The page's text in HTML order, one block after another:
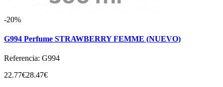
-20%
G994 Perfume STRAWBERRY FEMME (NUEVO)
Referencia: G994
22.77€28.47€